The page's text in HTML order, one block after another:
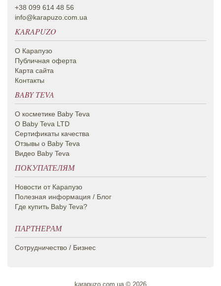
+38 099 614 48 56
info@karapuzo.com.ua
KARAPUZO
О Карапузо
Публичная оферта
Карта сайта
Контакты
BABY TEVA
О косметике Вaby Teva
О Baby Teva LTD
Сертификаты качества
Отзывы о Baby Teva
Видео Baby Teva
ПОКУПАТЕЛЯМ
Новости от Карапузо
Полезная информация / Блог
Где купить Baby Teva?
ПАРТНЕРАМ
Сотрудничество / Бизнес
karapuzo.com.ua © 2026